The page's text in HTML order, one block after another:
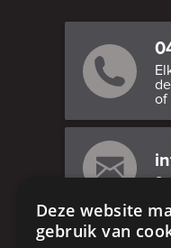
of
Deze website
gebruik van